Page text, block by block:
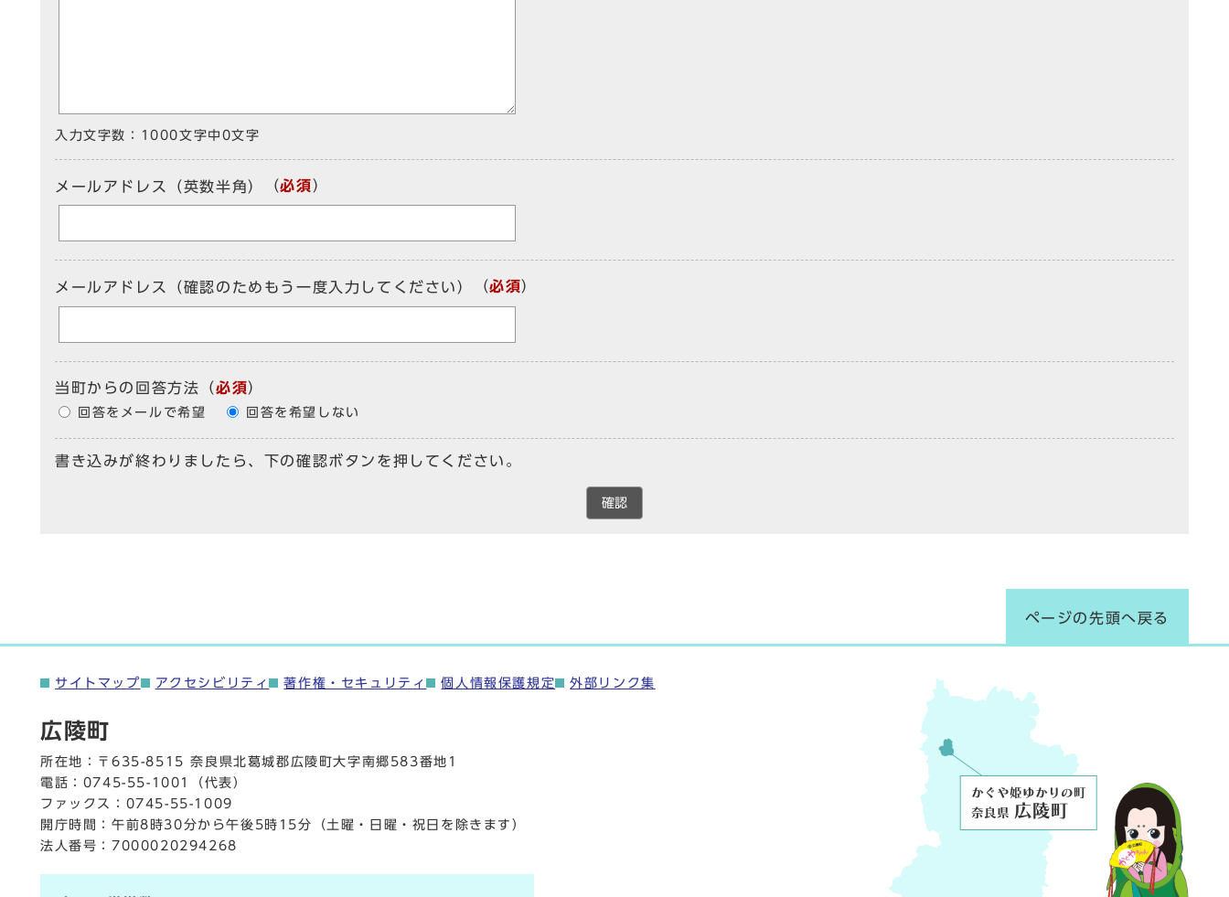
入力文字数： 1000文字中 0文字
メールアドレス（英数半角） （必須）
メールアドレス（確認のためもう一度入力してください） （必須）
当町からの回答方法 （必須）
回答をメールで希望 回答を希望しない
書き込みが終わりましたら、下の確認ボタンを押してください。
確認
ページの先頭へ戻る
サイトマップ アクセシビリティ 著作権・セキュリティ 個人情報保護規定 外部リンク集
広陵町
所在地：〒635-8515 奈良県北葛城郡広陵町大字南郷583番地1
電話： 0745-55-1001
（代表）
ファックス：0745-55-1009
開庁時間：午前8時30分から午後5時15分（土曜・日曜・祝日を除きます）
法人番号：7000020294268